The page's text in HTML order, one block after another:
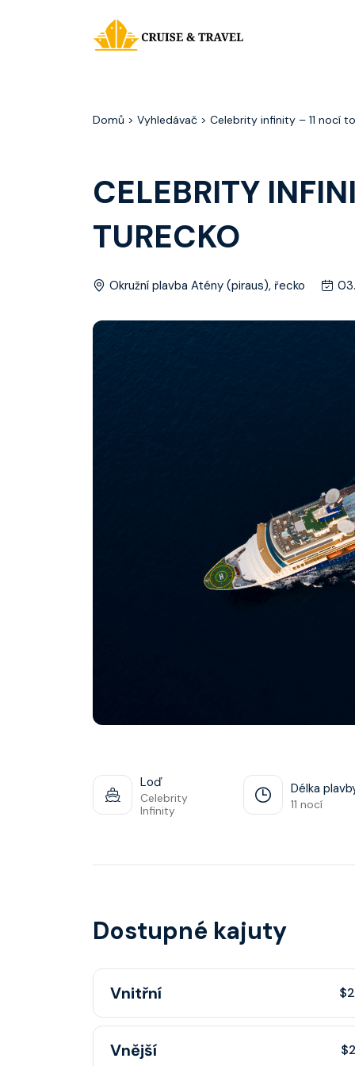
Domů > Vyhledávač > Celebrity infinity – 11 nocí
CELEBRITY
TURECKO
Okružní plavba Atény (piraus), řecko
Loď
Celebrity
Infinity
Délka
11 nocí
Dostupné kajuty
Vnitřní
Vnitřní kajuta poskytuje pohovku, fén,
sprchou, šatnu, nastavitelnou klimatizaci,
Vnější